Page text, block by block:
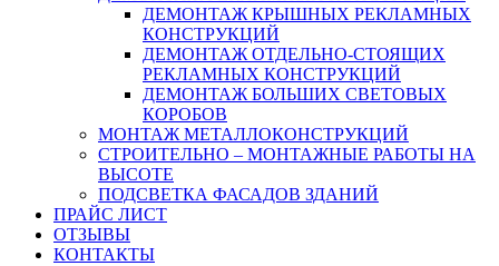
ДЕМОНТАЖ КРЫШНЫХ РЕКЛАМНЫХ
КОНСТРУКЦИЙ
ДЕМОНТАЖ ОТДЕЛЬНО-СТОЯЩИХ
РЕКЛАМНЫХ КОНСТРУКЦИЙ
ДЕМОНТАЖ БОЛЬШИХ СВЕТОВЫХ
КОРОБОВ
МОНТАЖ МЕТАЛЛОКОНСТРУКЦИЙ
СТРОИТЕЛЬНО – МОНТАЖНЫЕ РАБОТЫ НА
ВЫСОТЕ
ПОДСВЕТКА ФАСАДОВ ЗДАНИЙ
ПРАЙС ЛИСТ
ОТЗЫВЫ
КОНТАКТЫ